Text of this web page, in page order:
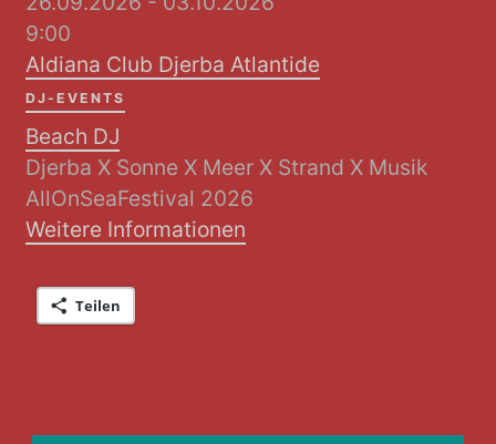
9:00
Aldiana Club Djerba Atlantide
DJ-EVENTS
Beach DJ
Djerba X Sonne X Meer X Strand X Musik
AllOnSeaFestival 2026
Weitere Informationen
Teilen